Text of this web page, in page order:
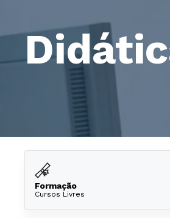
Formação
Cursos Livres